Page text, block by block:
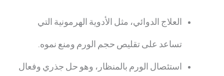
العلاج الدوائي، مثل الأدوية الهرمونية التي
تساعد على تقليص حجم الورم ومنع نموه.
استئصال الورم بالمنظار، وهو حل جذري وفعال